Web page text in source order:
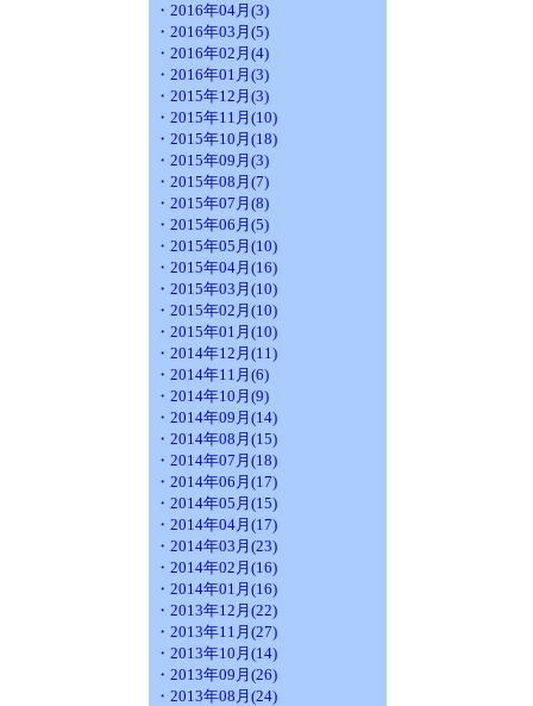
・2016年04月(3)
・2016年03月(5)
・2016年02月(4)
・2016年01月(3)
・2015年12月(3)
・2015年11月(10)
・2015年10月(18)
・2015年09月(3)
・2015年08月(7)
・2015年07月(8)
・2015年06月(5)
・2015年05月(10)
・2015年04月(16)
・2015年03月(10)
・2015年02月(10)
・2015年01月(10)
・2014年12月(11)
・2014年11月(6)
・2014年10月(9)
・2014年09月(14)
・2014年08月(15)
・2014年07月(18)
・2014年06月(17)
・2014年05月(15)
・2014年04月(17)
・2014年03月(23)
・2014年02月(16)
・2014年01月(16)
・2013年12月(22)
・2013年11月(27)
・2013年10月(14)
・2013年09月(26)
・2013年08月(24)